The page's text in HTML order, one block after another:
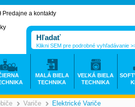
Variče Elektrické Variče
Predajne a kontakty
Klikni SEM pre podrobné vyhľadávanie
MALÁ BIELA
TECHNIKA
VEĽKÁ BIELA
TECHNIKA